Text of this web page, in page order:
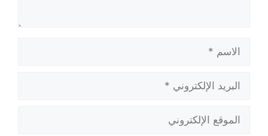
الاسم
البريد
الإلكتروني
الموقع
الإلكتروني